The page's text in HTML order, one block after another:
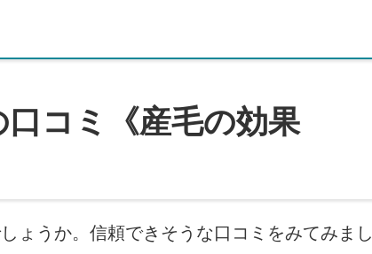
コミ《産毛の効果
ょうか。信頼できそうな口コミをみてみまし